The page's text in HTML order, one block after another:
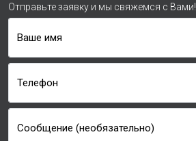
Отправьте заявку и мы свяжемся с Вами!
Ваше имя
Телефон
Сообщение (необязательно)